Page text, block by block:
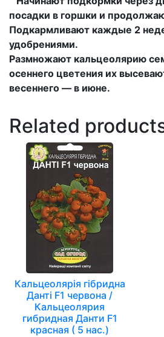
посадки в горшки и
Подкармливают каждые 2
удобрениями.
Размножают кальцеолярию
осеннего цветения их
весеннего — в июне.
Related
Кальцеолярія гібридна
Данті F1 червона /
Кальцеолярия
гибридная Данти F1
красная ( 5 нас.)